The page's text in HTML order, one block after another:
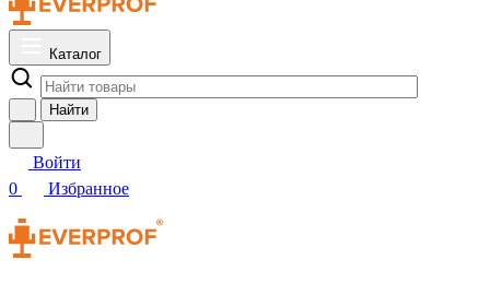
Каталог
Найти
Войти
0
Избранное